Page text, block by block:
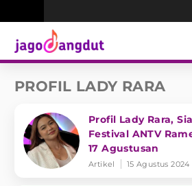
PROFIL LADY RARA
Profil Lady Rara,
Festival ANTV
17 Agustusan
Artikel 15 Agustus 2024